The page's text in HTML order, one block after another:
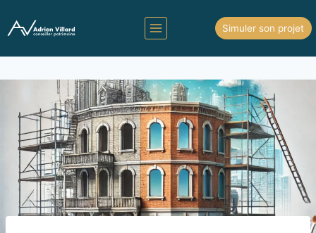
Simuler son projet